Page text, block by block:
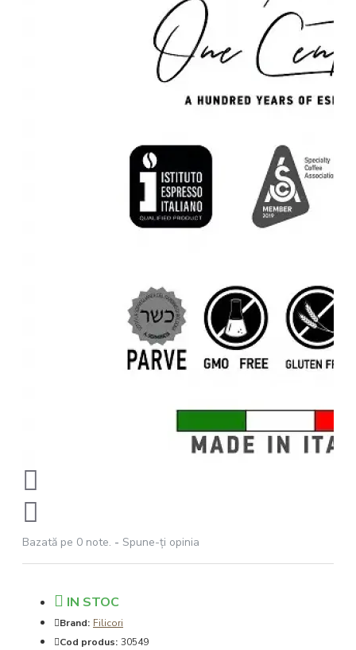
Bazată pe 0 note. - Spune-ţi opinia
IN STOC
Brand: Filicori
Cod produs: 30549